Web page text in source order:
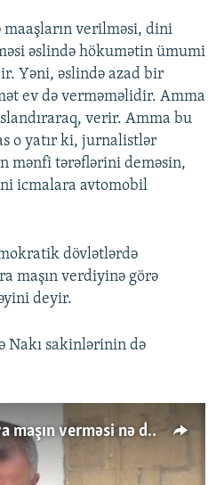
verilməsi, dini
əslində hökumətin ümumi
Yəni, əslində azad bir
ev də verməməlidir. Amma
verir. Amma bu
o yatır ki, jurnalistlər
mənfi tərəflərini deməsin,
icmalara avtomobil
dövlətlərdə
maşın verdiyinə görə
deyir.
Nakı sakinlərinin də
Sizcə, dövlətin mollaya maşın verməsi nə dərəcədə düzgündür?